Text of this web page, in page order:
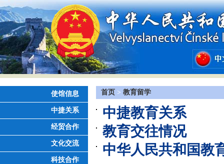
使馆信息
中捷关系
经贸合作
文化交流
科技合作
首页 > 教育留学
中捷教育关系
教育交往情况
中华人民共和国教